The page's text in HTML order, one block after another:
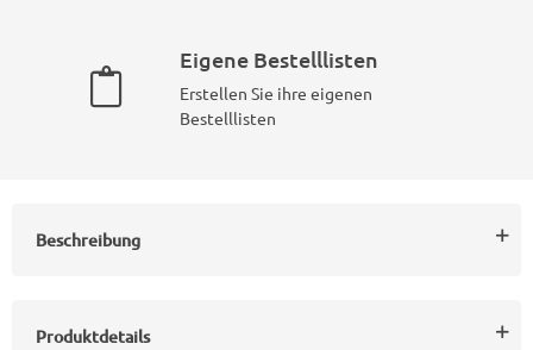
Eigene Bestelllisten
Erstellen Sie ihre eigenen
Bestelllisten
Beschreibung
Produktdetails